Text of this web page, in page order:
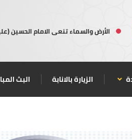
الأرض والسماء تنعى الامام الحسين
الزيارة بالانابة البث